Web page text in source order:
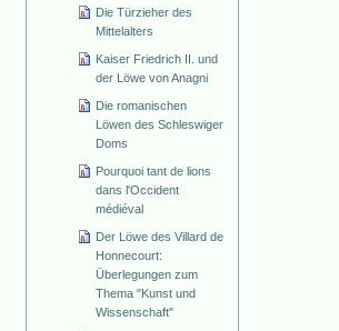
Die Türzieher des
Mittelalters
Kaiser Friedrich II. und
der Löwe von Anagni
Die romanischen
Löwen des Schleswiger
Doms
Pourquoi tant de lions
dans l'Occident
médiéval
Der Löwe des Villard de
Honnecourt:
Überlegungen zum
Thema "Kunst und
Wissenschaft"